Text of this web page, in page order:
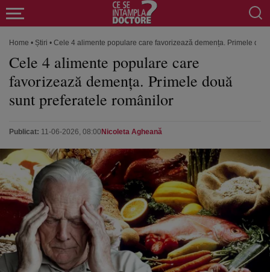
Home • Știri • Cele 4 alimente populare care favorizează demența. Primele
Cele 4 alimente populare care
favorizează demența. Primele două
sunt preferatele românilor
Publicat: 11-06-2026, 08:00 Nicoleta Agheană